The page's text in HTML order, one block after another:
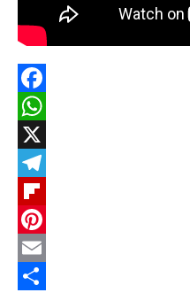
Facebook
WhatsApp
X
Telegram
Flipboard
Pinterest
Email